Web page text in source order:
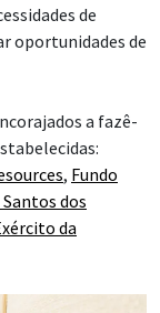
de
oportunidades de
a fazê-
, Fundo
dos
da